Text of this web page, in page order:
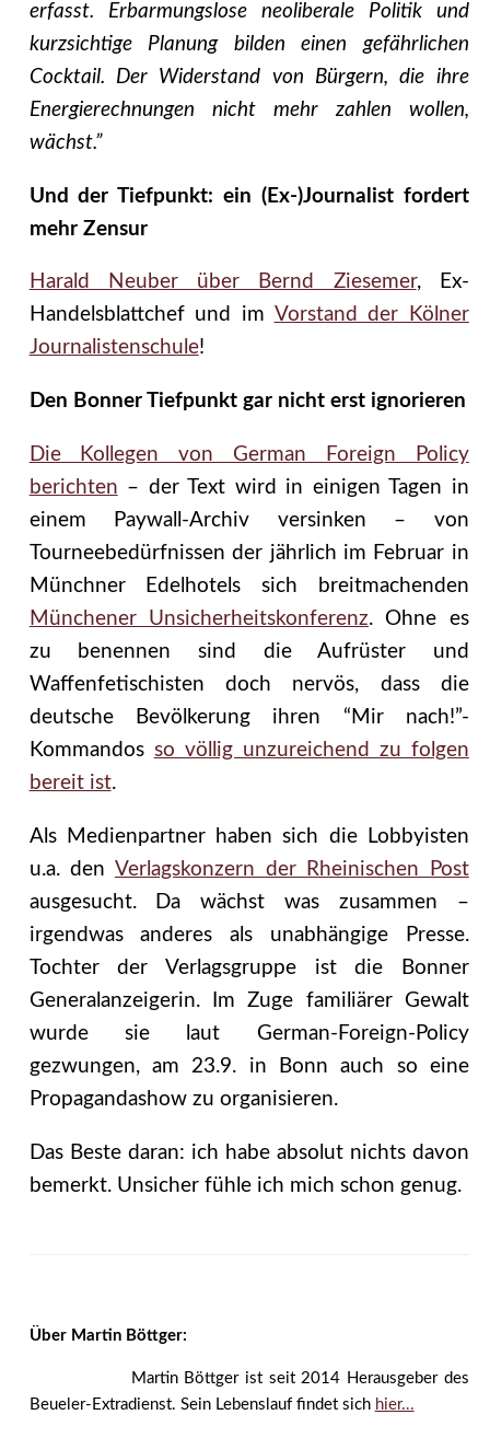
erfasst. Erbarmungslose neoliberale Politik und
kurzsichtige Planung bilden einen gefährlichen
Cocktail. Der Widerstand von Bürgern, die ihre
Energierechnungen nicht mehr zahlen wollen,
wächst.”
Und der Tiefpunkt: ein (Ex-)Journalist fordert
mehr Zensur
Harald Neuber über Bernd Ziesemer, Ex-
Handelsblattchef und im Vorstand der Kölner
Journalistenschule!
Den Bonner Tiefpunkt gar nicht erst ignorieren
Die Kollegen von German Foreign Policy
berichten – der Text wird in einigen Tagen in
einem Paywall-Archiv versinken – von
Tourneebedürfnissen der jährlich im Februar in
Münchner Edelhotels sich breitmachenden
Münchener Unsicherheitskonferenz. Ohne es
zu benennen sind die Aufrüster und
Waffenfetischisten doch nervös, dass die
deutsche Bevölkerung ihren “Mir nach!”-
Kommandos so völlig unzureichend zu folgen
bereit ist.
Als Medienpartner haben sich die Lobbyisten
u.a. den Verlagskonzern der Rheinischen Post
ausgesucht. Da wächst was zusammen –
irgendwas anderes als unabhängige Presse.
Tochter der Verlagsgruppe ist die Bonner
Generalanzeigerin. Im Zuge familiärer Gewalt
wurde sie laut German-Foreign-Policy
gezwungen, am 23.9. in Bonn auch so eine
Propagandashow zu organisieren.
Das Beste daran: ich habe absolut nichts davon
bemerkt. Unsicher fühle ich mich schon genug.
Über Martin Böttger:
Martin Böttger ist seit 2014 Herausgeber des
Beueler-Extradienst. Sein Lebenslauf findet sich hier...